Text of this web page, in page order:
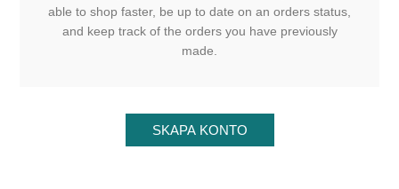
able to shop faster, be up to date on an orders status,
and keep track of the orders you have previously
made.